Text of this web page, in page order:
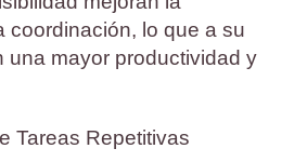
coordinación, lo que a su
una mayor productividad y
Tareas Repetitivas